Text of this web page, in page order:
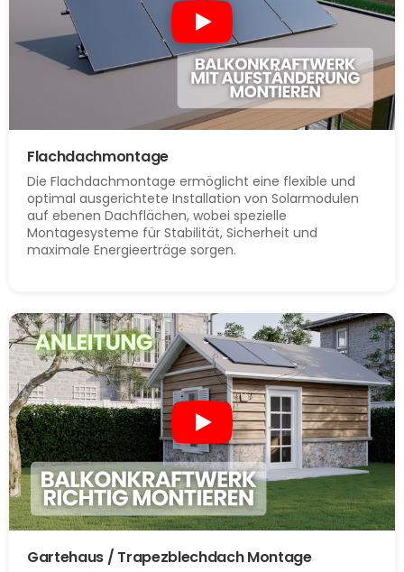
Flachdachmontage
Die Flachdachmontage ermöglicht eine flexible und
optimal ausgerichtete Installation von Solarmodulen
auf ebenen Dachflächen, wobei spezielle
Montagesysteme für Stabilität, Sicherheit und
maximale Energieerträge sorgen.
Gartehaus / Trapezblechdach Montage